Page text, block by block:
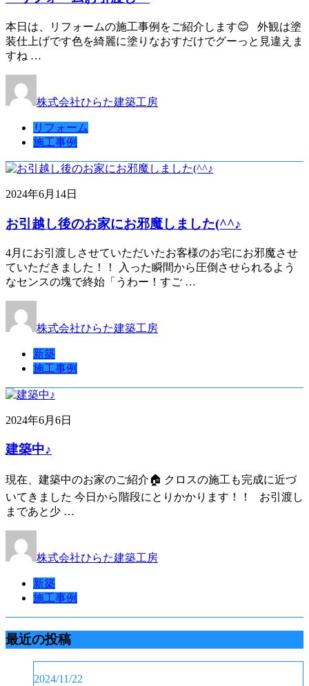
本日は、リフォームの施工事例をご紹介します😊 外観は塗
装仕上げです色を綺麗に塗りなおすだけでグーっと見違えま
すね …
株式会社ひらた建築工房
リフォーム
施工事例
2024年6月14日
お引越し後のお家にお邪魔しました(^^♪
4月にお引渡しさせていただいたお客様のお宅にお邪魔させ
ていただきました！！ 入った瞬間から圧倒させられるよう
なセンスの塊で終始「うわー！すご …
株式会社ひらた建築工房
新築
施工事例
2024年6月6日
建築中♪
現在、建築中のお家のご紹介🏠 クロスの施工も完成に近づ
いてきました 今日から階段にとりかかります！！ お引渡し
まであと少 …
株式会社ひらた建築工房
新築
施工事例
最近の投稿
2024/11/22